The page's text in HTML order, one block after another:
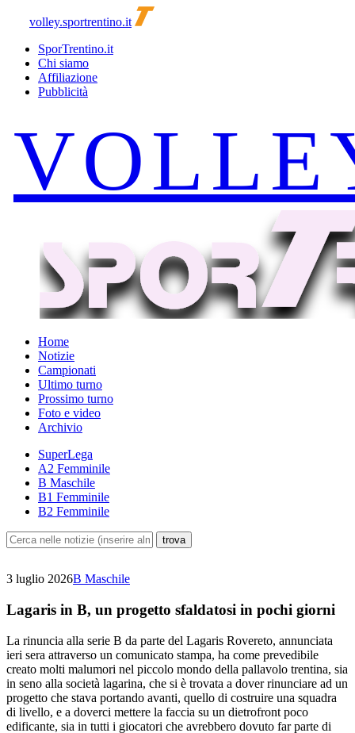
volley.sportrentino.it
SporTrentino.it
Chi siamo
Affiliazione
Pubblicità
Home
Notizie
Campionati
Ultimo turno
Prossimo turno
Foto e video
Archivio
SuperLega
A2 Femminile
B Maschile
B1 Femminile
B2 Femminile
3 luglio 2026B Maschile
Lagaris in B, un progetto sfaldatosi in pochi giorni
La rinuncia alla serie B da parte del Lagaris Rovereto, annunciata
ieri sera attraverso un comunicato stampa, ha come prevedibile
creato molti malumori nel piccolo mondo della pallavolo trentina, sia
in seno alla società lagarina, che si è trovata a dover rinunciare ad un
progetto che stava portando avanti, quello di costruire una squadra
di livello, e a doverci mettere la faccia su un dietrofront poco
edificante, sia in tutti i giocatori che avrebbero dovuto far parte di